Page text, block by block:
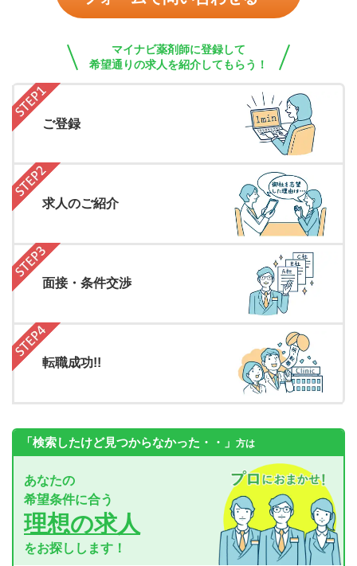
マイナビ薬剤師に登録して
希望通りの求人を紹介してもらう！
ご登録
求人のご紹介
面接・条件交渉
転職成功!!
「検索したけど見つからなかった・・」 方は
あなたの
希望条件に合う
理想の求人
をお探しします！